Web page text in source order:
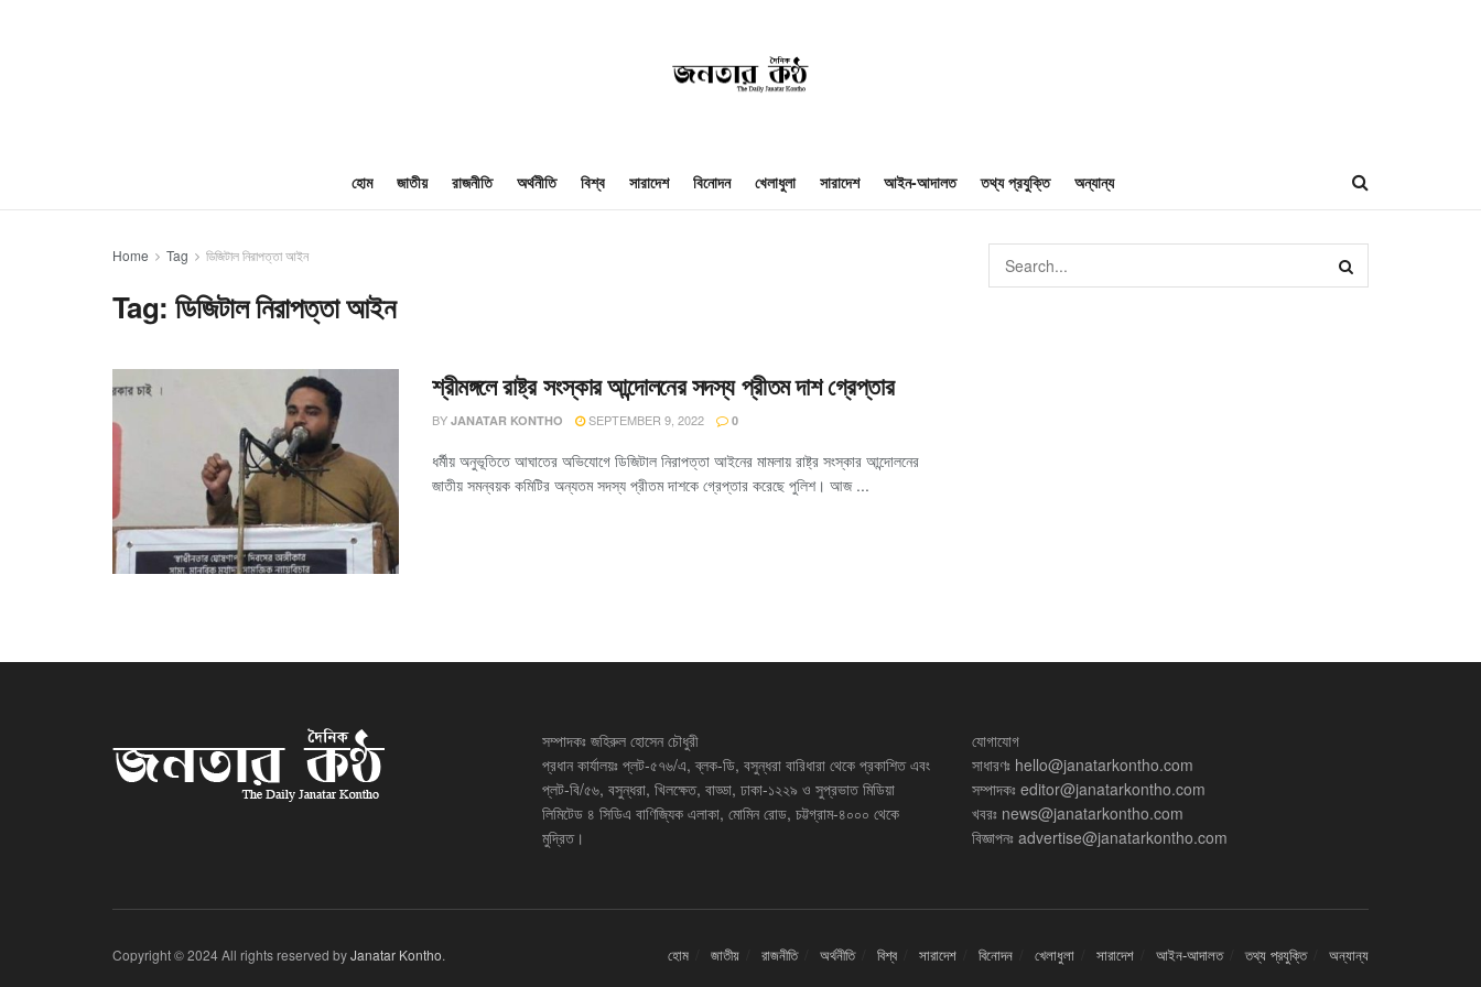
হোম জাতীয় রাজনীতি অর্থনীতি বিশ্ব সারাদেশ বিনোদন খেলাধুলা সারাদেশ আইন-আদালত তথ্য প্রযুক্তি অন্যান্য
Home Tag ডিজিটাল নিরাপত্তা আইন
Tag:ডিজিটাল নিরাপত্তা আইন
শ্রীমঙ্গলে রাষ্ট্র সংস্কার আন্দোলনের সদস্য প্রীতম দাশ গ্রেপ্তার
BY JANATAR KONTHO SEPTEMBER 9, 2022 0
ধর্মীয় অনুভূতিতে আঘাতের অভিযোগে ডিজিটাল নিরাপত্তা আইনের মামলায় রাষ্ট্র সংস্কার আন্দোলনের
জাতীয় সমন্বয়ক কমিটির অন্যতম সদস্য প্রীতম দাশকে গ্রেপ্তার করেছে পুলিশ। আজ ...
সম্পাদকঃ জহিরুল হোসেন চৌধুরী
প্রধান কার্যালয়ঃ প্লট-৫৭৬/এ, ব্লক-ডি, বসুন্ধরা বারিধারা থেকে প্রকাশিত এবং
প্লট-বি/৫৬, বসুন্ধরা, খিলক্ষেত, বাড্ডা, ঢাকা-১২২৯ ও সুপ্রভাত মিডিয়া
লিমিটেড ৪ সিডিএ বাণিজ্যিক এলাকা, মোমিন রোড, চট্টগ্রাম-৪০০০ থেকে
মুদ্রিত।
যোগাযোগ
সাধারণঃ hello@janatarkontho.com
সম্পাদকঃ editor@janatarkontho.com
খবরঃ news@janatarkontho.com
বিজ্ঞাপনঃ advertise@janatarkontho.com
হোম জাতীয় রাজনীতি অর্থনীতি বিশ্ব সারাদেশ বিনোদন খেলাধুলা সারাদেশ আইন-আদালত তথ্য প্রযুক্তি অন্যান্য
Copyright © 2024 All rights reserved byJanatar Kontho.